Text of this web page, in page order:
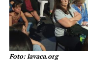
Foto: lavaca.org